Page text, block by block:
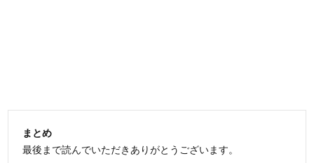
まとめ
最後まで読んでいただきありがとうございます。